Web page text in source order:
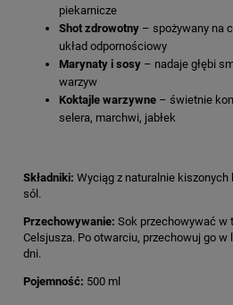
piekarnicze
Shot zdrowotny – spożywany na
układ odpornościowy
Marynaty i sosy – nadaje głębi
warzyw
Koktajle warzywne – świetnie
selera, marchwi, jabłek
Składniki: Wyciąg z naturalnie kiszonych
sól.
Przechowywanie: Sok przechowywać w
Celsjusza. Po otwarciu, przechowuj go
dni.
Pojemność: 500 ml